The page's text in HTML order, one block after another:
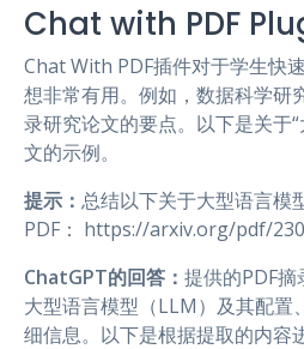
Chat with PDF
Chat With PDF插件对于学生快
想非常有用。例如，数据科学研
录研究论文的要点。以下是关于
文的示例。
提示： 总结以下关于大型语言模
PDF： https://arxiv.org/pdf/
ChatGPT的回答： 提供的PDF
大型语言模型（LLM）及其配置
细信息。以下是根据提取的内容